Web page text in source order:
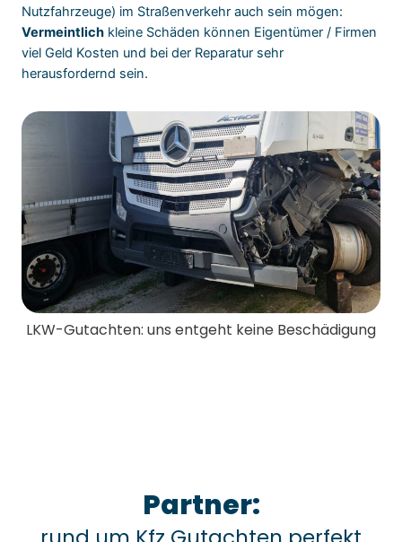
Nutzfahrzeuge) im Straßenverkehr auch sein mögen:
Vermeintlich kleine Schäden können Eigentümer / Firmen
viel Geld Kosten und bei der Reparatur sehr
herausfordernd sein.
LKW-Gutachten: uns entgeht keine Beschädigung
Partner: